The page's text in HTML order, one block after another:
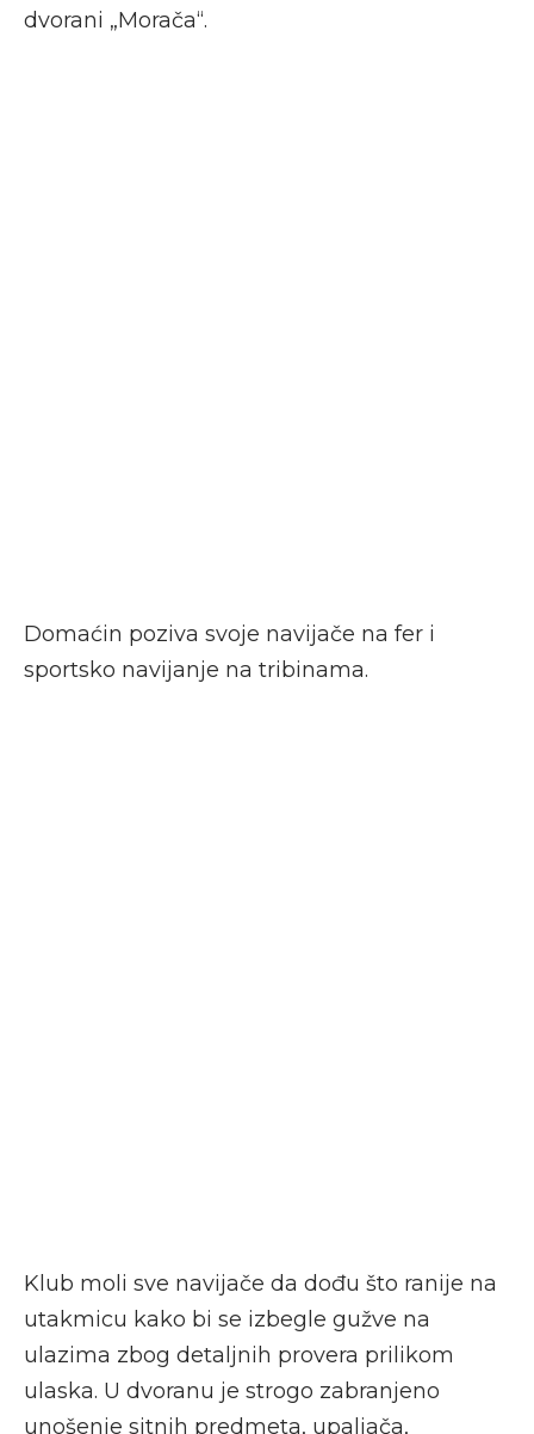
dvorani „Morača“.
Domaćin poziva svoje navijače na fer i
sportsko navijanje na tribinama.
Klub moli sve navijače da dođu što ranije na
utakmicu kako bi se izbegle gužve na
ulazima zbog detaljnih provera prilikom
ulaska. U dvoranu je strogo zabranjeno
unošenje sitnih predmeta, upaljača,